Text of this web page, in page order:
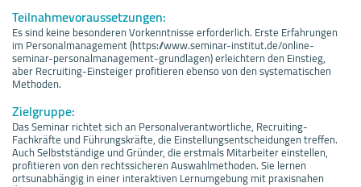
Teilnahmevoraussetzungen:
Es sind keine besonderen Vorkenntnisse erforderlich. Erste Erfahrungen
im Personalmanagement (https://www.seminar-institut.de/online-
seminar-personalmanagement-grundlagen) erleichtern den Einstieg,
aber Recruiting-Einsteiger profitieren ebenso von den systematischen
Methoden.
Zielgruppe:
Das Seminar richtet sich an Personalverantwortliche, Recruiting-
Fachkräfte und Führungskräfte, die Einstellungsentscheidungen treffen.
Auch Selbstständige und Gründer, die erstmals Mitarbeiter einstellen,
profitieren von den rechtssicheren Auswahlmethoden. Sie lernen
ortsunabhängig in einer interaktiven Lernumgebung mit praxisnahen